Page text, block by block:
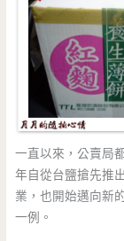
一直以來，公賣局
年自從台鹽搶先推
業，也開始邁向新
一例。